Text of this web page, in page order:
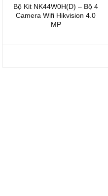
Bộ Kit NK44W0H(D) – Bộ 4
Camera Wifi Hikvision 4.0
MP